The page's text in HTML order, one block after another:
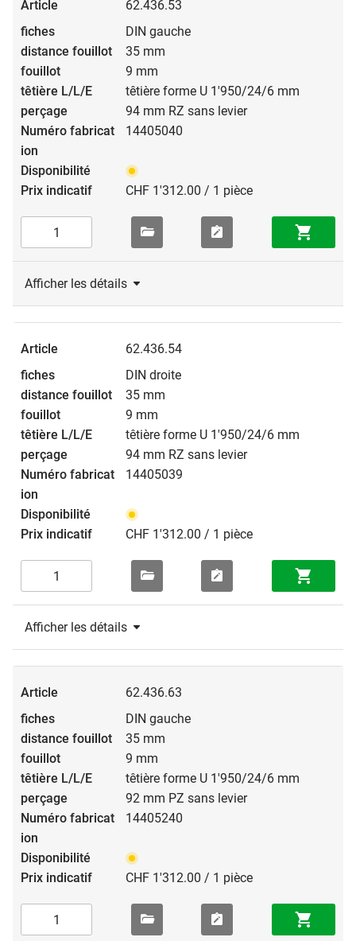
fermetures d’étages dans des écoles et hôtels.
62.436.53
DIN gauche
35 mm
9 mm
têtière forme U 1'950/24/6 mm
94 mm RZ sans levier
14405040
CHF 1'312.00 / 1 pièce
Afficher les détails
62.436.54
DIN droite
35 mm
9 mm
têtière forme U 1'950/24/6 mm
94 mm RZ sans levier
14405039
CHF 1'312.00 / 1 pièce
Afficher les détails
62.436.63
DIN gauche
35 mm
9 mm
têtière forme U 1'950/24/6 mm
92 mm PZ sans levier
14405240
CHF 1'312.00 / 1 pièce